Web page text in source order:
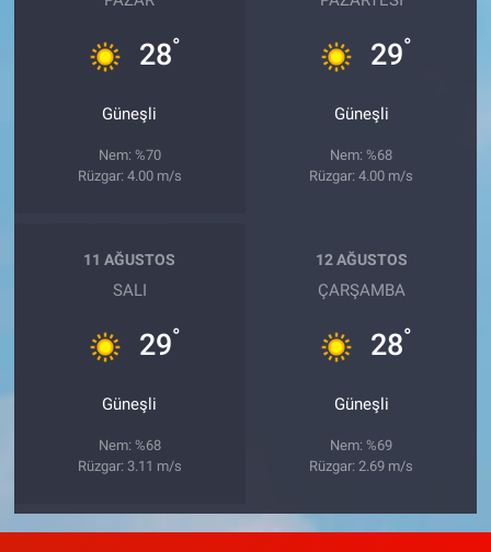
28°
Güneşli
Nem: %70
Rüzgar: 4.00 m/s
29°
Güneşli
Nem: %68
Rüzgar: 4.00 m/s
11 AĞUSTOS
SALI
29°
Güneşli
Nem: %68
Rüzgar: 3.11 m/s
12 AĞUSTOS
ÇARŞAMBA
28°
Güneşli
Nem: %69
Rüzgar: 2.69 m/s